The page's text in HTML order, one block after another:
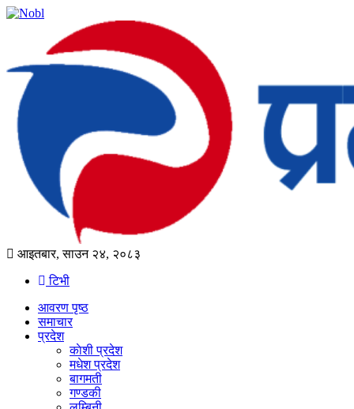
आइतबार, साउन २४, २०८३
टिभी
आवरण पृष्‍ठ
समाचार
प्रदेश
काेशी प्रदेश
मधेश प्रदेश
बागमती
गण्डकी